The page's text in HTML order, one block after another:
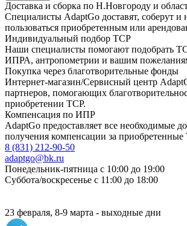
Доставка и сборка по Н.Новгороду и
Специалисты AdaptGo доставят, соберут и
пользоваться приобретенным или
Индивидуальный подбор ТСР
Наши специалисты помогают подобрать
ИПРА, антропометрии и вашим
Покупка через благотворительные фонды
Интернет-магазин/Сервисный центр
партнеров, помогающих
приобретении ТСР.
Компенсация по ИПР
AdaptGo предоставляет все необходимые
получения компенсации за
8 (831) 212-90-50
adaptgo@bk.ru
Понедельник-пятница с 10:00 до 19:00
Суббота/воскресенье с 11:00 до 18:00
23 февраля, 8-9 марта - выходные дни